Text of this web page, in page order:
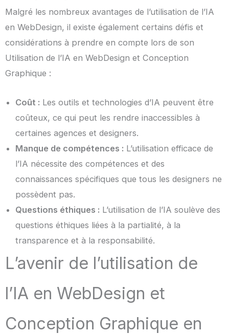
Malgré les nombreux avantages de l’utilisation de l’IA
en WebDesign, il existe également certains défis et
considérations à prendre en compte lors de son
Utilisation de l’IA en WebDesign et Conception
Graphique :
Coût : Les outils et technologies d’IA peuvent être
coûteux, ce qui peut les rendre inaccessibles à
certaines agences et designers.
Manque de compétences : L’utilisation efficace de
l’IA nécessite des compétences et des
connaissances spécifiques que tous les designers ne
possèdent pas.
Questions éthiques : L’utilisation de l’IA soulève des
questions éthiques liées à la partialité, à la
transparence et à la responsabilité.
L’avenir de l’utilisation de
l’IA en WebDesign et
Conception Graphique en